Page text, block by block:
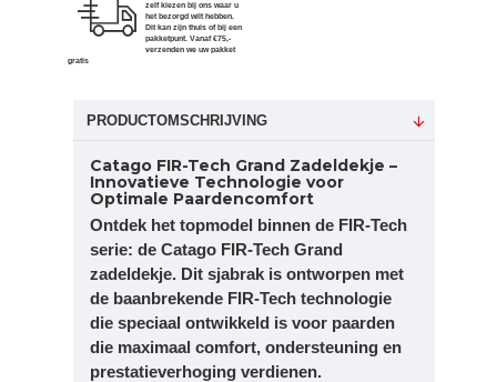
zelf kiezen bij ons waar u
het bezorgd wilt hebben.
Dit kan zijn thuis of bij een
pakketpunt. Vanaf €75,-
verzenden we uw pakket
gratis
PRODUCTOMSCHRIJVING
Catago FIR-Tech Grand Zadeldekje –
Innovatieve Technologie voor
Optimale Paardencomfort
Ontdek het topmodel binnen de FIR-Tech
serie: de Catago FIR-Tech Grand
zadeldekje. Dit sjabrak is ontworpen met
de baanbrekende FIR-Tech technologie
die speciaal ontwikkeld is voor paarden
die maximaal comfort, ondersteuning en
prestatieverhoging verdienen.